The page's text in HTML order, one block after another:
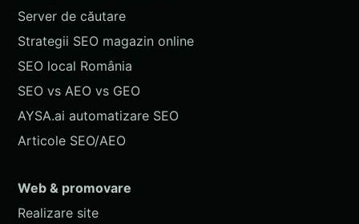
Server de căutare
Strategii SEO magazin online
SEO local România
SEO vs AEO vs GEO
AYSA.ai automatizare SEO
Articole SEO/AEO
Web & promovare
Realizare site